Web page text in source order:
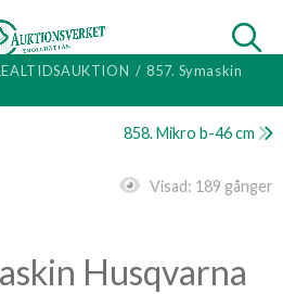
/ 857. Symaskin
858. Mikro b-46 cm
Visad: 189 gånger
Husqvarna